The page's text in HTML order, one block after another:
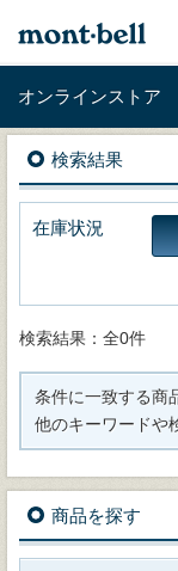
オンラインストア
検索結果
在庫状況
検索結果：全0件
条件に一致する商
他のキーワードや
商品を探す